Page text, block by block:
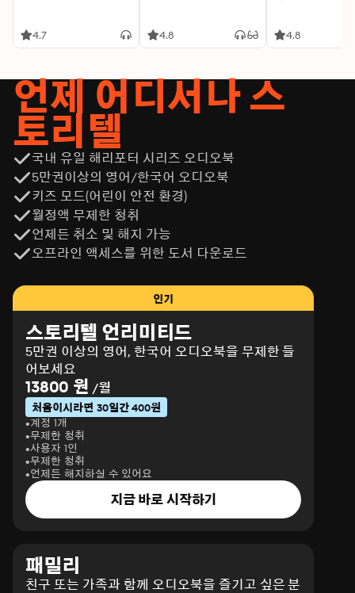
4.7 4.8 4.8
언제 어디서나 스
토리텔
국내 유일 해리포터 시리즈 오디오북
5만권이상의 영어/한국어 오디오북
키즈 모드(어린이 안전 환경)
월정액 무제한 청취
언제든 취소 및 해지 가능
오프라인 액세스를 위한 도서 다운로드
인기
스토리텔 언리미티드
5만권 이상의 영어, 한국어 오디오북을 무제한 들
어보세요
13800 원 /월
처음이시라면 30일간 400원
계정 1개
무제한 청취
사용자 1인
무제한 청취
언제든 해지하실 수 있어요
지금 바로 시작하기
패밀리
친구 또는 가족과 함께 오디오북을 즐기고 싶은 분